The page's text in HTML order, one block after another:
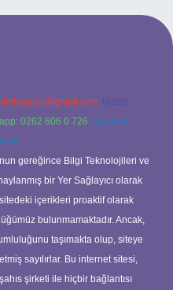
Teams:
0262 606 0 726 Telegram:
gereğince Bilgi Teknolojileri ve
bir Yer Sağlayıcı olarak
içerikleri proaktif olarak
bulunmamaktadır. Ancak,
taşımakta olup, siteye
sayılırlar. Bu internet sitesi,
şirketi ile hiçbir bağlantısı